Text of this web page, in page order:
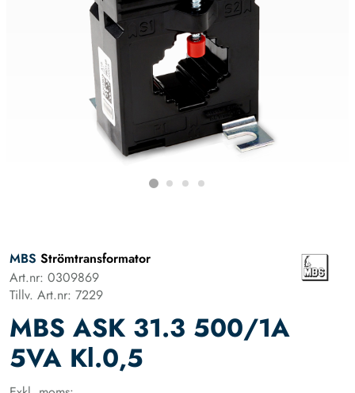
MBS Strömtransformator
Art.nr: 0309869
Tillv. Art.nr: 7229
MBS ASK 31.3 500/1A
5VA Kl.0,5